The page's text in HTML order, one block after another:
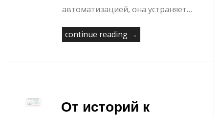
автоматизацией, она устраняет…
continue reading →
От историй к